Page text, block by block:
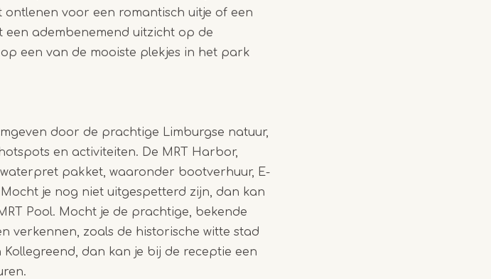
voor een romantisch uitje of een
een adembenemend uitzicht op de
een van de mooiste plekjes in het park
door de prachtige Limburgse natuur,
en activiteiten. De MRT Harbor,
pakket, waaronder bootverhuur, E-
je nog niet uitgespetterd zijn, dan kan
Pool. Mocht je de prachtige, bekende
verkennen, zoals de historische witte stad
dan kan je bij de receptie een